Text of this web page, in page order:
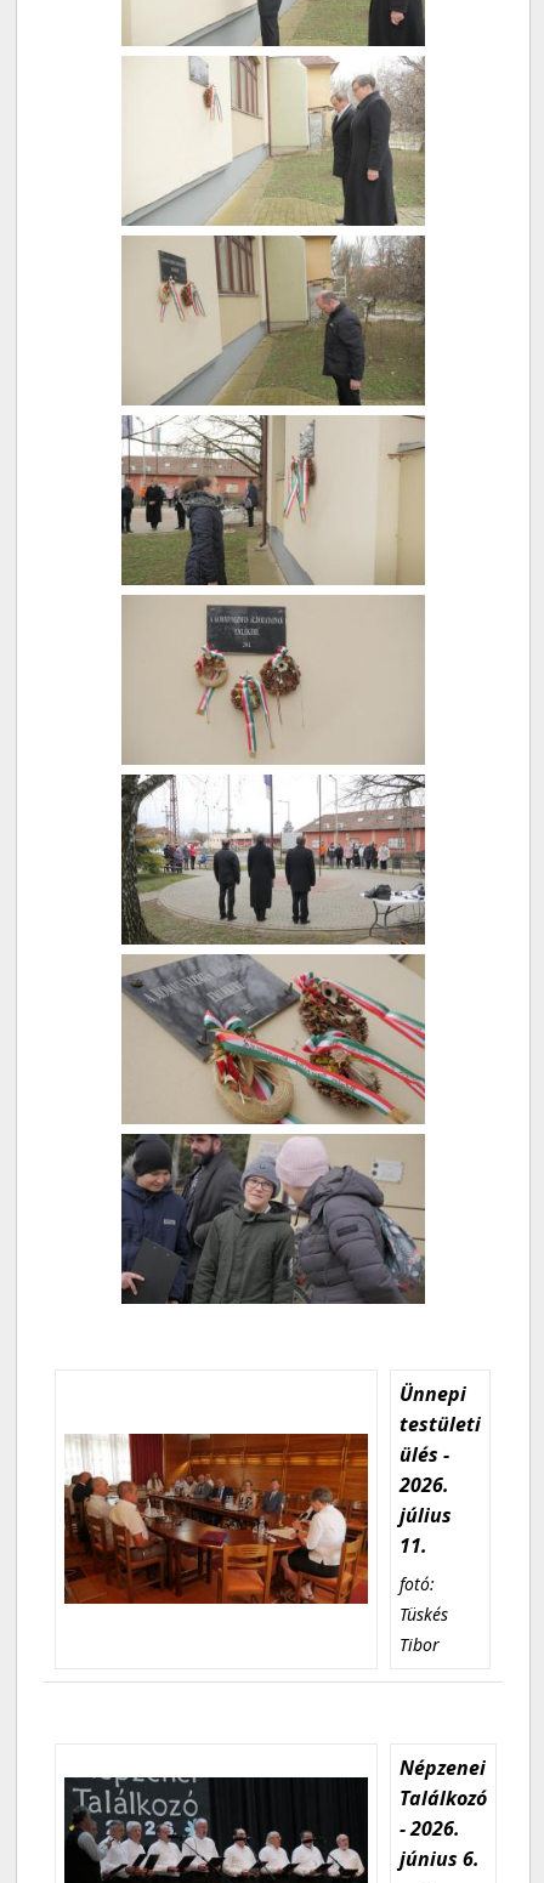
Ünnepi
testületi
ülés -
2026.
július
11.
fotó:
Tüskés
Tibor
Népzenei
Találkozó
- 2026.
június 6.